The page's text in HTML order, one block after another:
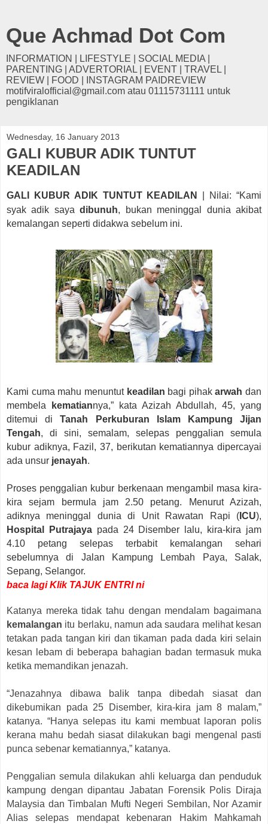
Que Achmad Dot Com
INFORMATION | LIFESTYLE | SOCIAL MEDIA |
PARENTING | ADVERTORIAL | EVENT | TRAVEL |
REVIEW | FOOD | INSTAGRAM PAIDREVIEW
motifviralofficial@gmail.com atau 01115731111 untuk
pengiklanan
Wednesday, 16 January 2013
GALI KUBUR ADIK TUNTUT
KEADILAN
GALI KUBUR ADIK TUNTUT KEADILAN
Nilai: “Kami
syak adik sayadibunuh, bukan meninggal dunia akibat
kemalangan seperti didakwa sebelum ini.
Kami cuma mahu menuntut keadilan bagi pihakarwah dan
membela
kematiannya,” kata Azizah Abdullah, 45, yang
ditemui diTanah Perkuburan Islam Kampung Jijan
Tengah, di sini, semalam, selepas penggalian semula
kubur adiknya, Fazil, 37, berikutan kematiannya dipercayai
ada unsur jenayah.
Proses penggalian kubur berkenaan mengambil masa kira-
kira sejam bermula jam 2.50 petang.
Menurut Azizah,
adiknya meninggal dunia di Unit Rawatan Rapi ( ICU),
Hospital Putrajayapada 24 Disember lalu, kira-kira jam
4.10 petang selepas terbabit kemalangan sehari
sebelumnya di Jalan Kampung Lembah Paya, Salak,
Sepang, Selangor.
baca lagi Klik TAJUK ENTRI ni
Katanya mereka tidak tahu dengan mendalam bagaimana
kemalangan itu berlaku, namun ada saudara melihat kesan
tetakan pada tangan kiri dan tikaman pada dada kiri selain
kesan lebam di beberapa bahagian badan termasuk muka
ketika memandikan jenazah.
“Jenazahnya dibawa balik tanpa dibedah siasat dan
dikebumikan pada 25 Disember, kira-kira jam 8 malam,”
katanya. “Hanya selepas itu kami membuat laporan polis
kerana mahu bedah siasat dilakukan bagi mengenal pasti
punca sebenar kematiannya,” katanya.
Penggalian semula dilakukan ahli keluarga dan penduduk
kampung dengan dipantau Jabatan Forensik Polis Diraja
Malaysia dan Timbalan Mufti Negeri Sembilan, Nor Azamir
Alias selepas mendapat kebenaran Hakim Mahkamah